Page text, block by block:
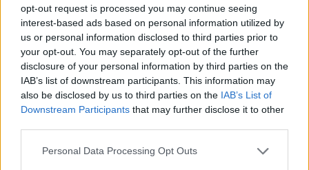
opt-out request is processed you may continue seeing
interest-based ads based on personal information utilized by
us or personal information disclosed to third parties prior to
your opt-out. You may separately opt-out of the further
disclosure of your personal information by third parties on the
IAB’s list of downstream participants. This information may
also be disclosed by us to third parties on the IAB’s List of
Downstream Participants that may further disclose it to other
Please note that this website/app uses one or more Google
Personal Data Processing Opt Outs
Στην ίδια συνέντευξη, ο Ντόναλντ Τραμπ
αναφέρθηκε και στο Ιράν και δήλωσε πως θα
«αισθανόταν καλύτερα», αν οι ΗΠΑ είχαν στα χέρια
τους το εμπλουτισμένο κατά υψηλό ποσοστό
ουράνιο της Τεχεράνης, κάτι πάντως που θα ήθελε
«περισσότερο για λόγους επικοινωνίας».